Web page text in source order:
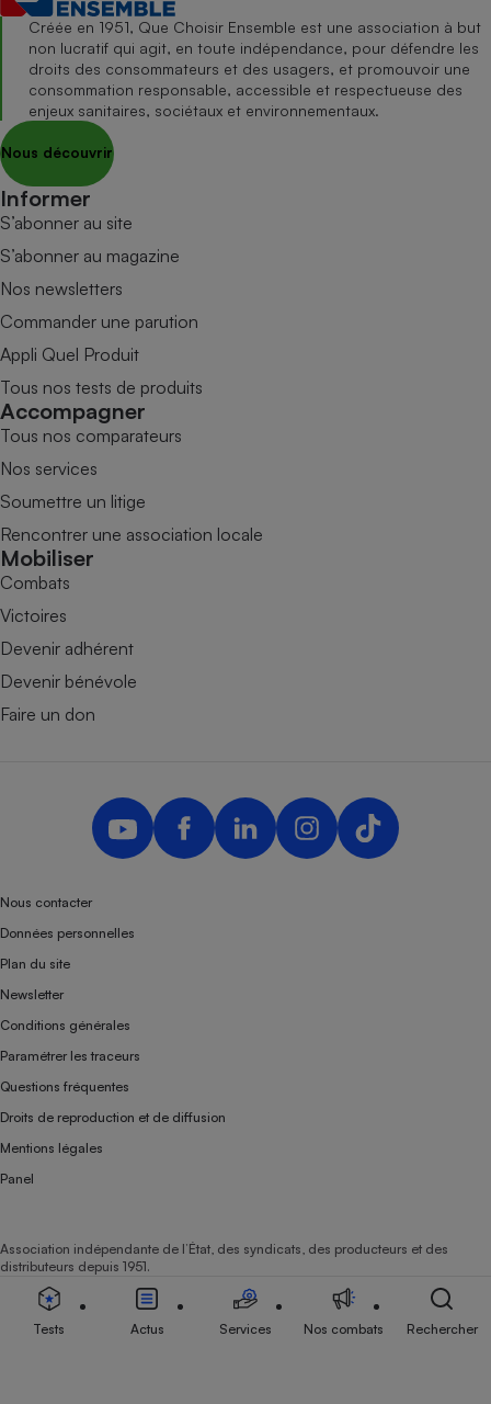
Créée en 1951, Que Choisir Ensemble est une association à but
non lucratif qui agit, en toute indépendance, pour défendre les
droits des consommateurs et des usagers, et promouvoir une
consommation responsable, accessible et respectueuse des
enjeux sanitaires, sociétaux et environnementaux.
Nous découvrir
Informer
S’abonner au site
S’abonner au magazine
Nos newsletters
Commander une parution
Appli Quel Produit
Tous nos tests de produits
Accompagner
Tous nos comparateurs
Nos services
Soumettre un litige
Rencontrer une association locale
Mobiliser
Combats
Victoires
Devenir adhérent
Devenir bénévole
Faire un don
Nous contacter
Données personnelles
Plan du site
Newsletter
Conditions générales
Paramétrer les traceurs
Questions fréquentes
Droits de reproduction et de diffusion
Mentions légales
Panel
Association indépendante de l’État, des syndicats, des producteurs et des
distributeurs depuis 1951.
Tests Actus Services Nos combats Rechercher